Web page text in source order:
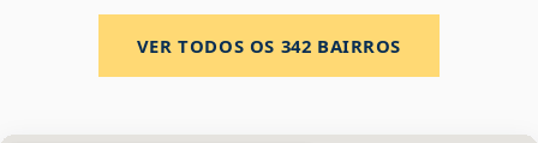
VER TODOS OS 342 BAIRROS